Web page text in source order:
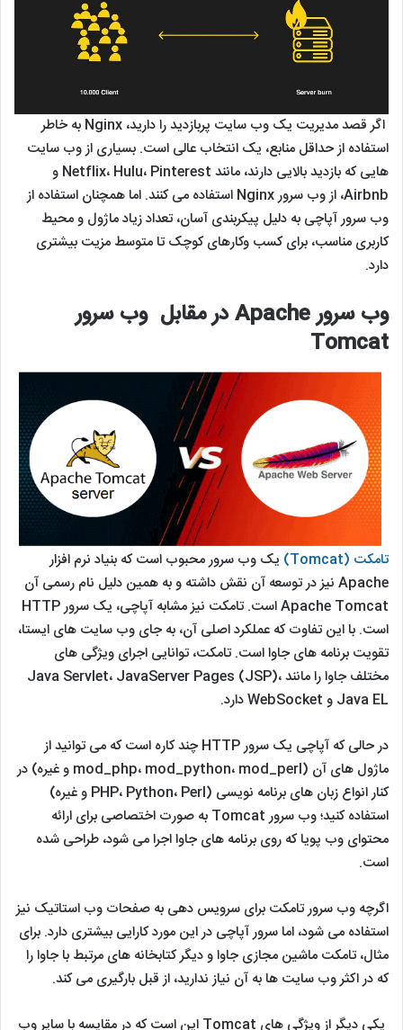
اگر قصد مدیریت یک وب سایت پربازدید را دارید، Nginx به خاطر
استفاده از حداقل منابع، یک انتخاب عالی است. بسیاری از وب سایت
هایی که بازدید بالایی دارند، مانند Netflix، Hulu، Pinterest و
Airbnb، از وب سرور Nginx استفاده می کنند. اما همچنان استفاده از
وب سرور آپاچی به دلیل پیکربندی آسان، تعداد زیاد ماژول و محیط
کاربری مناسب، برای کسب وکارهای کوچک تا متوسط مزیت بیشتری
دارد.
وب سرور Apache در مقابل وب سرور
Tomcat
تامکت (Tomcat)
یک وب سرور محبوب است که بنیاد نرم افزار
Apache نیز در توسعه آن نقش داشته و به همین دلیل نام رسمی آن
Apache Tomcat است. تامکت نیز مشابه آپاچی، یک سرور HTTP
است. با این تفاوت که عملکرد اصلی آن، به جای وب سایت های ایستا،
تقویت برنامه های جاوا است. تامکت، توانایی اجرای ویژگی های
مختلف جاوا را مانند Java Servlet، JavaServer Pages (JSP)،
Java EL و WebSocket دارد.
در حالی که آپاچی یک سرور HTTP چند کاره است که می توانید از
ماژول های آن (mod_php، mod_python، mod_perl و غیره) در
کنار انواع زبان های برنامه نویسی (PHP، Python، Perl و غیره)
استفاده کنید؛ وب سرور Tomcat به صورت اختصاصی برای ارائه
محتوای وب پویا که روی برنامه های جاوا اجرا می شود، طراحی شده
است.
اگرچه وب سرور تامکت برای سرویس دهی به صفحات وب استاتیک نیز
استفاده می شود، اما سرور آپاچی در این مورد کارایی بیشتری دارد. برای
مثال، تامکت ماشین مجازی جاوا و دیگر کتابخانه های مرتبط با جاوا را
که در اکثر وب سایت ها به آن نیاز ندارید، از قبل بارگیری می کند.
یکی دیگر از ویژگی های Tomcat این است که در مقایسه با سایر وب